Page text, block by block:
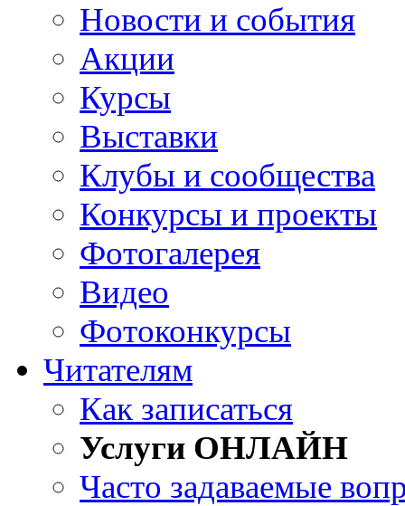
Новости и события
Акции
Курсы
Выставки
Клубы и сообщества
Конкурсы и проекты
Фотогалерея
Видео
Фотоконкурсы
Читателям
Как записаться
Услуги ОНЛАЙН
Часто задаваемые